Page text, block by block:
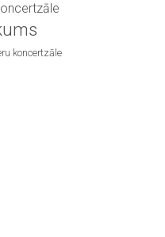
koncertzāle